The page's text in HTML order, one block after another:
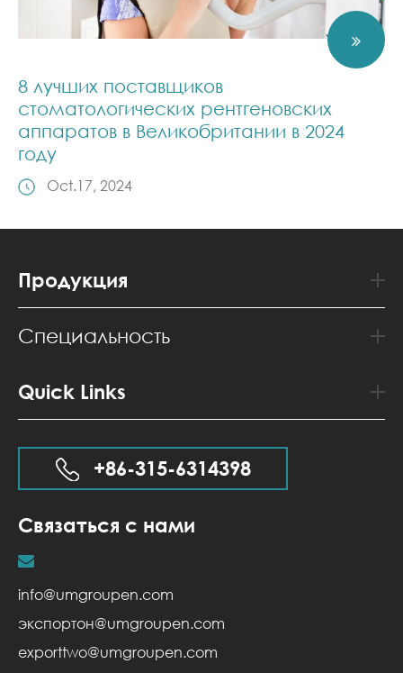
8 лучших поставщиков
стоматологических рентгеновских
аппаратов в Великобритании в 2024
году
Oct.17, 2024
Продукция
Специальность
Quick Links
+86-315-6314398
Связаться с нами
info@umgroupen.com
экспортон@umgroupen.com
exporttwo@umgroupen.com